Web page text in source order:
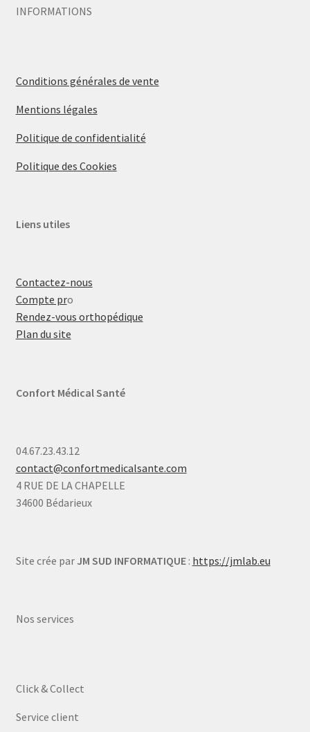
INFORMATIONS
Conditions générales de vente
Mentions légales
Politique de confidentialité
Politique des Cookies
Liens utiles
Contactez-nous
Compte pro
Rendez-vous orthopédique
Plan du site
Confort Médical Santé
04.67.23.43.12
contact@confortmedicalsante.com
4 RUE DE LA CHAPELLE
34600 Bédarieux
Site crée par JM SUD INFORMATIQUE: https://jmlab.eu
Nos services
Click & Collect
Service client